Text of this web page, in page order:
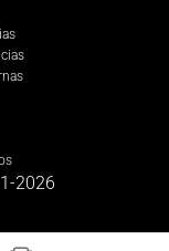
2026